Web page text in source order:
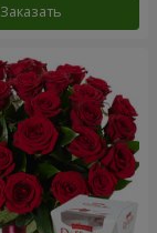
Заказать